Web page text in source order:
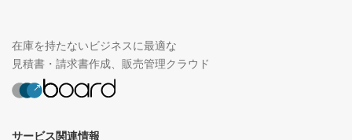
在庫を持たないビジネスに最適な
見積書・請求書作成、販売管理クラウド
サービス関連情報